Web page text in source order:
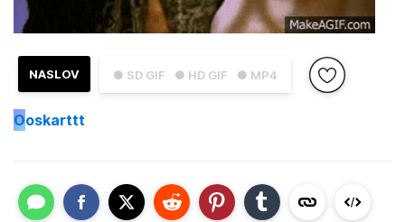
● SD GIF ● HD GIF ● MP4
NASLOV
Ooskarttt